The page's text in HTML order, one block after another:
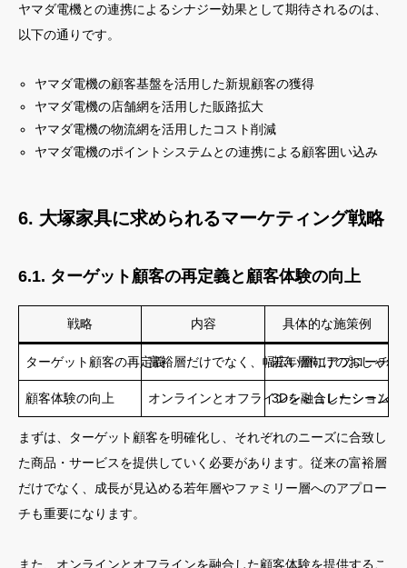
ヤマダ電機との連携によるシナジー効果として期待されるのは、
以下の通りです。
ヤマダ電機の顧客基盤を活用した新規顧客の獲得
ヤマダ電機の店舗網を活用した販路拡大
ヤマダ電機の物流網を活用したコスト削減
ヤマダ電機のポイントシステムとの連携による顧客囲い込み
6. 大塚家具に求められるマーケティング戦略
6.1. ターゲット顧客の再定義と顧客体験の向上
戦略 内容 具体的な施策例
ターゲット顧客の再定義富裕層だけでなく、幅広い層にアプローチ
若年層向けのおしゃれ
顧客体験の向上 オンラインとオフラインを融合したシーム
3Dシミュレーション
まずは、ターゲット顧客を明確化し、それぞれのニーズに合致し
た商品・サービスを提供していく必要があります。従来の富裕層
だけでなく、成長が見込める若年層やファミリー層へのアプロー
チも重要になります。
また、オンラインとオフラインを融合した顧客体験を提供するこ